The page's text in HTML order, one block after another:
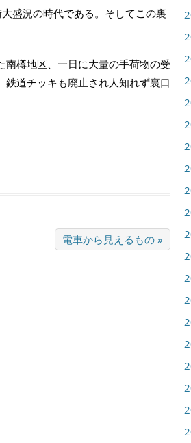
盛況の時代である。そしてこの裏
樽地区、一日に大量の手荷物の受
道チッキも廃止され人知れず裏口
電車から見えるもの »